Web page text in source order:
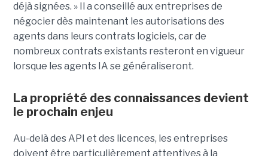
déjà signées. » Il a conseillé aux entreprises de
négocier dès maintenant les autorisations des
agents dans leurs contrats logiciels, car de
nombreux contrats existants resteront en vigueur
lorsque les agents IA se généraliseront.
La propriété des connaissances devient
le prochain enjeu
Au-delà des API et des licences, les entreprises
doivent être particulièrement attentives à la